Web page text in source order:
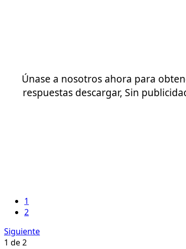
Únase a nosotros ahora para
respuestas descargar, Sin
1
2
Siguiente
1 de 2